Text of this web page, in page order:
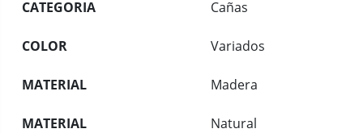
CATEGORIA Cañas
COLOR Variados
MATERIAL Madera
MATERIAL Natural